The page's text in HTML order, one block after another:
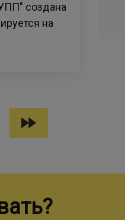
создана
на